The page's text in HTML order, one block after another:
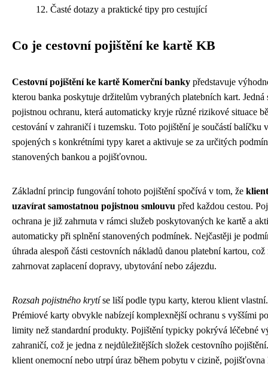
Časté dotazy a praktické tipy pro cestující
Co je cestovní pojištění ke kartě KB
Cestovní pojištění ke kartě Komerční banky představuje
kterou banka poskytuje držitelům vybraných platebních kart. Jedná
pojistnou ochranu, která automaticky kryje různé rizikové situace
cestování v zahraničí i tuzemsku. Toto pojištění je součástí balíčku
spojených s konkrétními typy karet a aktivuje se za určitých
stanovených bankou a pojišťovnou.
Základní princip fungování tohoto pojištění spočívá v tom, že
uzavírat samostatnou pojistnou smlouvu před každou cestou.
ochrana je již zahrnuta v rámci služeb poskytovaných ke kartě a
automaticky při splnění stanovených podmínek. Nejčastěji je
úhrada alespoň části cestovních nákladů danou platební kartou, což
zahrnovat zaplacení dopravy, ubytování nebo zájezdu.
Rozsah pojistného krytíse liší podle typu karty, kterou klient vlastní.
Prémiové karty obvykle nabízejí komplexnější ochranu s vyššími
limity než standardní produkty. Pojištění typicky pokrývá léčebné
zahraničí, což je jedna z nejdůležitějších složek cestovního
klient onemocní nebo utrpí úraz během pobytu v cizině, pojišťovna